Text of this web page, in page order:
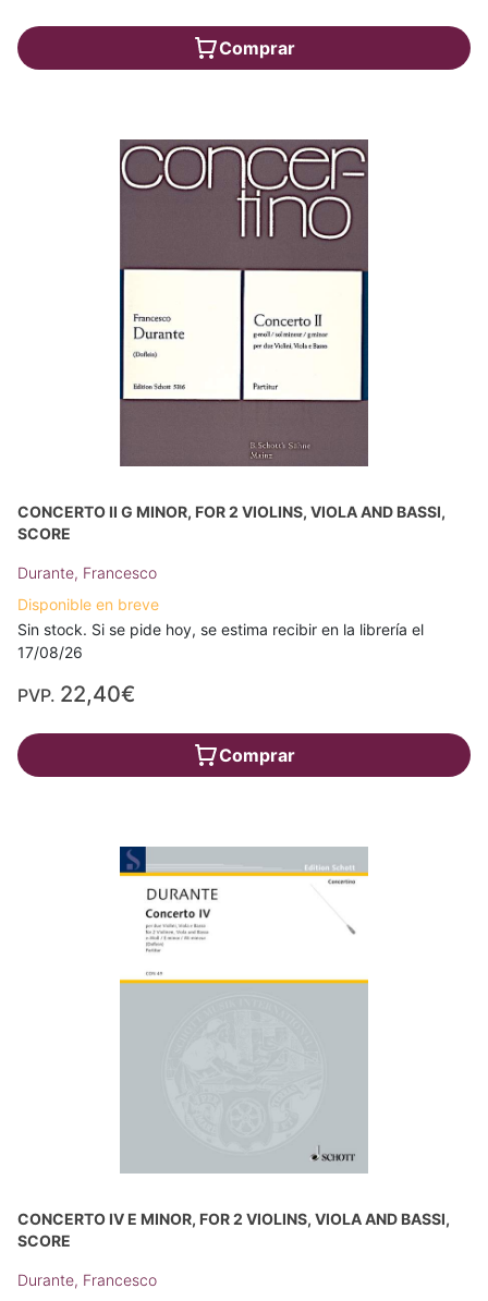
Comprar
CONCERTO II G MINOR, FOR 2 VIOLINS, VIOLA AND BASSI,
SCORE
Durante, Francesco
Disponible en breve
Sin stock. Si se pide hoy, se estima recibir en la librería el
17/08/26
PVP. 22,40€
Comprar
CONCERTO IV E MINOR, FOR 2 VIOLINS, VIOLA AND BASSI,
SCORE
Durante, Francesco